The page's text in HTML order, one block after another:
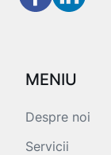
MENIU
Despre noi
Servicii